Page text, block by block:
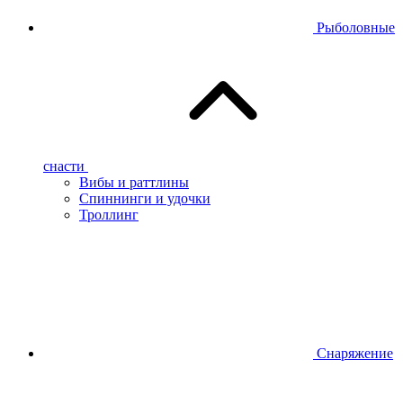
Рыболовные
снасти
Вибы и раттлины
Спиннинги и удочки
Троллинг
Снаряжение